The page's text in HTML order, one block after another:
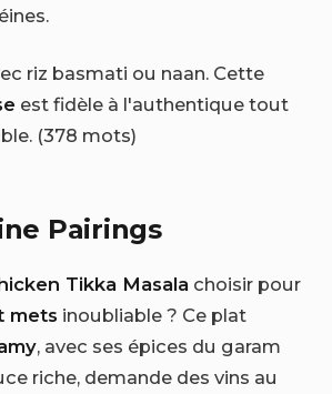
riz basmati ou naan. Cette
est fidèle à l'authentique tout
(378 mots)
Pairings
Tikka Masala choisir pour
mets inoubliable ? Ce plat
, avec ses épices du garam
riche, demande des vins au